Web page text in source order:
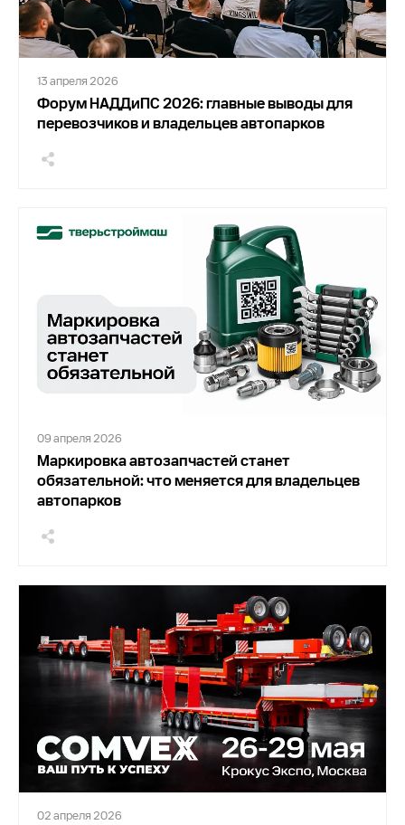
13 апреля 2026
Форум НАДДиПС 2026: главные выводы для
перевозчиков и владельцев автопарков
09 апреля 2026
Маркировка автозапчастей станет
обязательной: что меняется для владельцев
автопарков
02 апреля 2026